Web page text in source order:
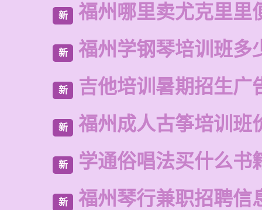
新 福州哪里卖尤克里里
新 福州学钢琴培训班多
新 吉他培训暑期招生广
新 福州成人古筝培训班
新 学通俗唱法买什么书
新 福州琴行兼职招聘信